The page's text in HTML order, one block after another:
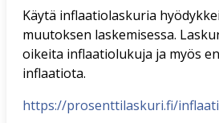
Käytä inflaatiolaskuria
muutoksen laskemisessa.
oikeita inflaatiolukuja ja myös
inflaatiota.
https://prosenttilaskuri.fi/